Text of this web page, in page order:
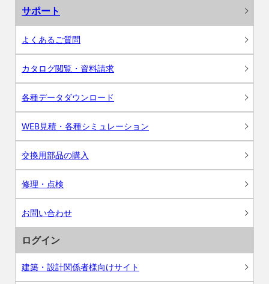
サポート
よくあるご質問
カタログ閲覧・資料請求
各種データダウンロード
WEB見積・各種シミュレーション
交換用部品の購入
修理・点検
お問い合わせ
ログイン
建築・設計関係者様向けサイト